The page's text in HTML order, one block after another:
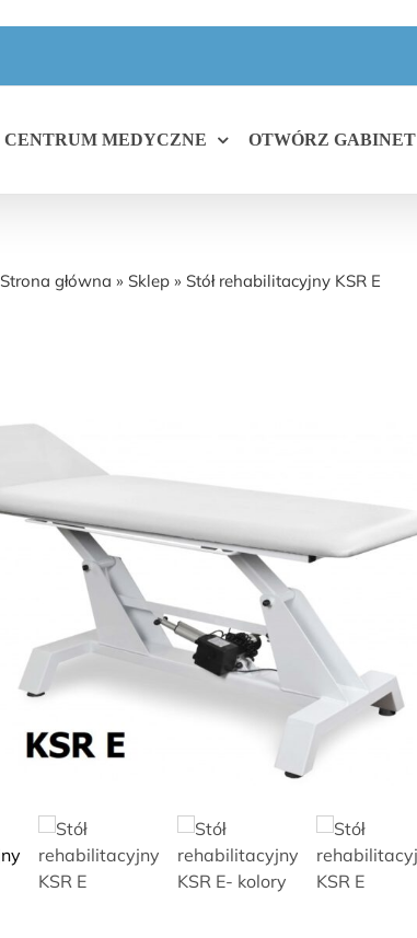
CENTRUM MEDYCZNE OTWÓRZ GABINET
Strona główna » Sklep » Stół rehabilitacyjny KSR E